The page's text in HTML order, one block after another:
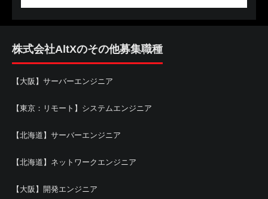
株式会社AltXのその他募集職種
【大阪】サーバーエンジニア
【東京：リモート】システムエンジニア
【北海道】サーバーエンジニア
【北海道】ネットワークエンジニア
【大阪】開発エンジニア